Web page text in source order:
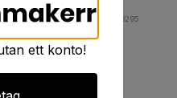
Art. 01-0295
ett konto!